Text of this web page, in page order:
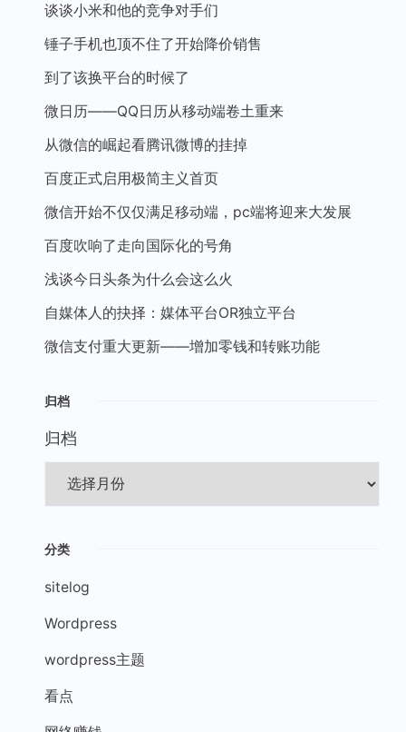
谈谈小米和他的竞争对手们
锤子手机也顶不住了开始降价销售
到了该换平台的时候了
微日历——QQ日历从移动端卷土重来
从微信的崛起看腾讯微博的挂掉
百度正式启用极简主义首页
微信开始不仅仅满足移动端，pc端将迎来大发展
百度吹响了走向国际化的号角
浅谈今日头条为什么会这么火
自媒体人的抉择：媒体平台OR独立平台
微信支付重大更新——增加零钱和转账功能
归档
归档
分类
sitelog
Wordpress
wordpress主题
看点